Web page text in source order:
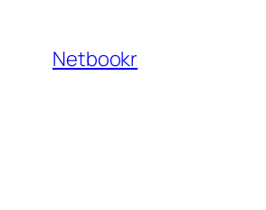
Inhalt
springen
Netbookr